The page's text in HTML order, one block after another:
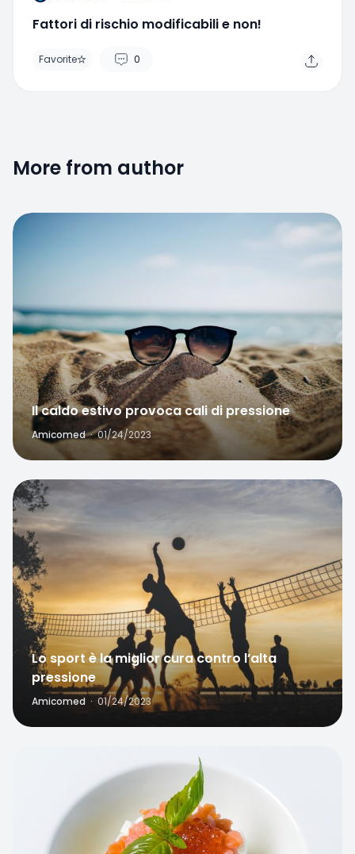
Fattori di rischio modificabili e non!
Favorite 0
More from author
Il caldo estivo provoca cali di pressione
Amicomed · 01/24/2023
Favorite
Lo sport è la miglior cura contro l’alta
pressione
Amicomed · 01/24/2023